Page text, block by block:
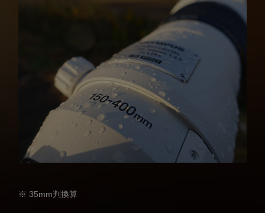
※ 35mm判換算